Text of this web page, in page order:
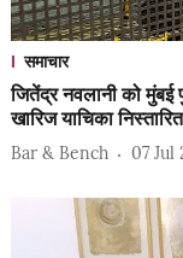
समाचार
जितेंद्र नवलानी को मुंबई
खारिज याचिका
Bar & Bench 07 Jul